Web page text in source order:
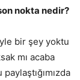
nokta nedir?
bir şey yoktu
mı acaba